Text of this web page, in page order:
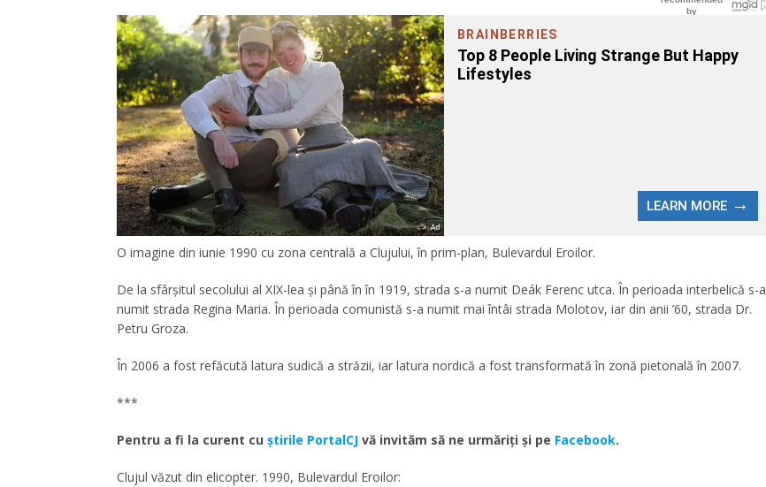
O imagine din iunie 1990 cu zona centrală a Clujului, în prim-plan, Bulevardul Eroilor.
De la sfârșitul secolului al XIX-lea și până în în 1919, strada s-a numit Deák Ferenc utca. În perioada interbelică s-a
numit strada Regina Maria. În perioada comunistă s-a numit mai întâi strada Molotov, iar din anii ’60, strada Dr.
Petru Groza.
În 2006 a fost refăcută latura sudică a străzii, iar latura nordică a fost transformată în zonă pietonală în 2007.
***
Pentru a fi la curent cu ştirile PortalCJ vă invităm să ne urmăriţi şi pe Facebook.
Clujul văzut din elicopter. 1990, Bulevardul Eroilor: